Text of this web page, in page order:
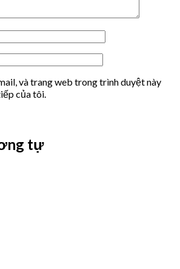
và trang web trong trình duyệt này
của tôi.
tự